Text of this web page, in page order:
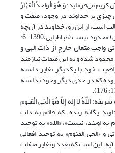
می‌فرماید: وَ هُوَ الْواحِدُ الْقَهَّارُ
یعنی چیزی بر خداوند در وجود، صفت و
است، از این رو، خداوند در آن‌چه
به او ارتباط دارد (وجود، صفت و فعل) محدود نیست (طباطبایی،1390، 6:
واجب متعال خارج از ذات الهی و
شده و به این صفات نیازمند
خود با یکدیگر تغایر داشته
که در حدی دیگر وجود نداشته
ق)، در آیه شریفه: اللَّهُ لا إِلهَ إِلاَّ هُوَ الْحَی الْقَیوم
خداوند یگانه زنده، که قائم به ذات
اویند، نیست»، «الله» به توحید
و «الحی القیّوم» به توحید افعالی
این است که تعدد و تغایر صفات